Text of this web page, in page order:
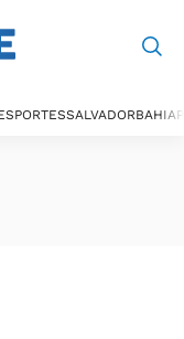
SALVADORBAHIA